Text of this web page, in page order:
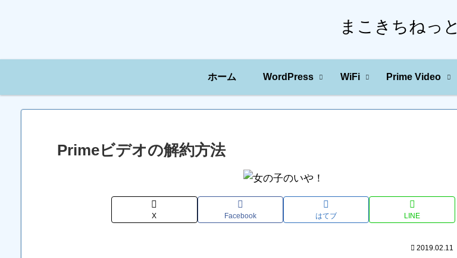
まこきちねっと
ホーム WordPress WiFi Prime Video
Primeビデオの解約方法
X Facebook はてブ LINE
2019.02.11